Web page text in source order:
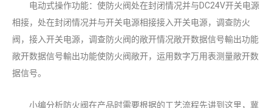
电动式操作功能：使防火阀处在封闭情况并与DC24V开关电源
相接，处在封闭情况并与开关电源相接接入开关电源，调查防火
阀，接入开关电源，调查防火阀的敞开情况敞开数据信号輸出功能
敞开数据信号輸出功能使防火阀敞开，运用数字万用表测量敞开数
据信号。
小编分析防火阀在产品时需要根据的工艺流程先讲到这里，冀